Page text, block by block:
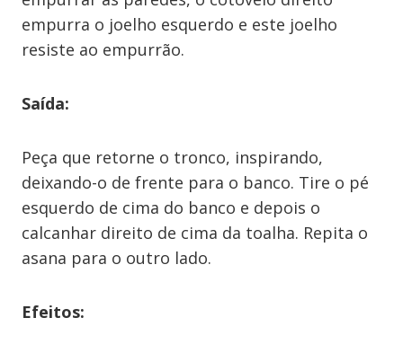
empurra o joelho esquerdo e este joelho
resiste ao empurrão.
Saída:
Peça que retorne o tronco, inspirando,
deixando-o de frente para o banco. Tire o pé
esquerdo de cima do banco e depois o
calcanhar direito de cima da toalha. Repita o
asana para o outro lado.
Efeitos: